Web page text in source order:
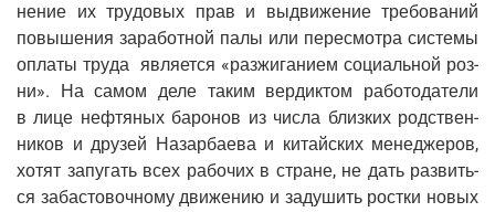
не­ние их тру­до­вых прав и выдви­же­ние тре­бо­ва­ний
повы­ше­ния зара­бот­ной палы или пере­смот­ра систе­мы
опла­ты тру­да явля­ет­ся «раз­жи­га­ни­ем соци­аль­ной роз­
ни». На самом деле таким вер­дик­том рабо­то­да­те­ли
в лице неф­тя­ных баро­нов из чис­ла близ­ких род­ствен­
ни­ков и дру­зей Назар­ба­е­ва и китай­ских мене­дже­ров,
хотят запу­гать всех рабо­чих в стране, не дать раз­вить­
ся заба­сто­воч­но­му дви­же­нию и заду­шить рост­ки новых